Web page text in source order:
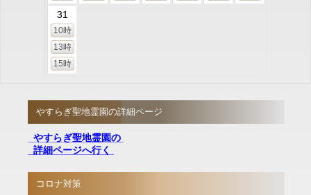
31
10時
13時
15時
やすらぎ聖地霊園の詳細ページ
やすらぎ聖地霊園の
詳細ページへ行く
コロナ対策